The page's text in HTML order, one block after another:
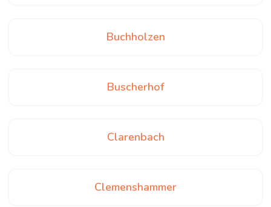
Buchholzen
Buscherhof
Clarenbach
Clemenshammer